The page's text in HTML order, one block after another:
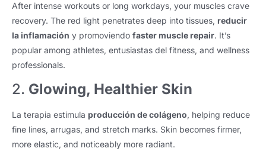
After intense workouts or long workdays, your muscles crave
recovery. The red light penetrates deep into tissues, reducir
la inflamación y promoviendo faster muscle repair. It’s
popular among athletes, entusiastas del fitness, and wellness
professionals.
2. Glowing, Healthier Skin
La terapia estimula producción de colágeno, helping reduce
fine lines, arrugas, and stretch marks. Skin becomes firmer,
more elastic, and noticeably more radiant.